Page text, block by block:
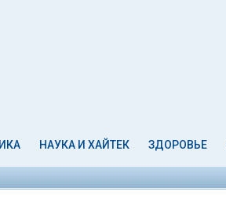
НАУКА И ХАЙТЕК ЗДОРОВЬЕ